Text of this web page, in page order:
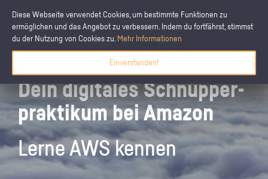
Diese Webseite verwendet Cookies, um bestimmte Funktionen zu
ermöglichen und das Angebot zu verbessern. Indem du fortfährst, stimmst
du der Nutzung von Cookies zu. Mehr Informationen
Einverstanden!
Dein digitales Schnupper­
praktikum bei Amazon
Lerne AWS kennen